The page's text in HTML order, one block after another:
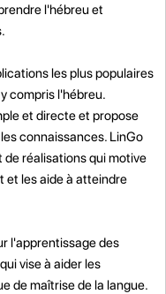
l'hébreu et
les plus populaires
compris l'hébreu.
et directe et propose
connaissances. LinGo
réalisations qui motive
et les aide à atteindre
l'apprentissage des
vise à aider les
de maîtrise de la langue.